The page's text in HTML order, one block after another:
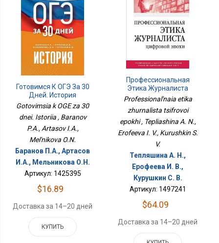
Готовимся К ОГЭ За 30
Дней. История
Gotovimsia k OGE za 30
dnei. Istoriia , Baranov
P.A., Artasov I.A.,
Mel'nikova O.N.
Баранов П.А., Артасов
И.А., Мельникова О.Н.
Артикул: 1425395
$16.89
Доставка за 14–20 дней
КУПИТЬ
Профессиональная
Этика Журналиста
Цифровой Эпохи
Professional'naia etika
zhurnalista tsifrovoi
epokhi , Tepliashina A. N.,
Erofeeva I. V., Kurushkin S.
V.
Тепляшина А. Н.,
Ерофеева И. В.,
Курушкин С. В.
Артикул: 1497241
$64.09
Доставка за 14–20 дней